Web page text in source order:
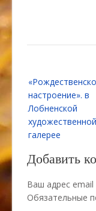
по
записям
настроение». в
Лобненской
художественной
галерее
Добавить
Ваш адрес email
Обязательные